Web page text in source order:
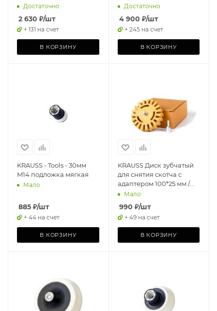
отв.)Достаточно
2 630 ₽/шт
+ 131 на счет
В КОРЗИНУ
роторной машинки
Достаточно
4 900 ₽/шт
+ 245 на счет
В КОРЗИНУ
KRAUSS - Tools - 30мм
M14 подложка мягкая
Мало
885 ₽/шт
+ 44 на счет
В КОРЗИНУ
KRAUSS Диск зубчатый
для снятия скотча с
адаптером 100*25 мм /
Tools Eraser Rubber Pad
Ø100mm x 25mm
Мало
990 ₽/шт
+ 49 на счет
В КОРЗИНУ